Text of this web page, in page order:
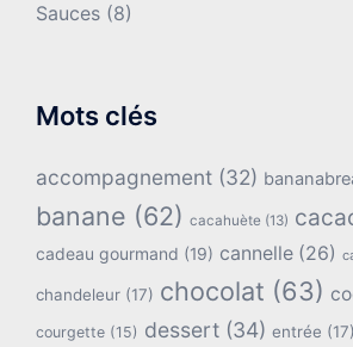
Sauces (8)
Mots clés
accompagnement (32)
banane (62) cacahuète (13)
cadeau gourmand (19) cannelle (26)
chandeleur (17) chocolat (63)
courgette (15) dessert (34) entrée (17)